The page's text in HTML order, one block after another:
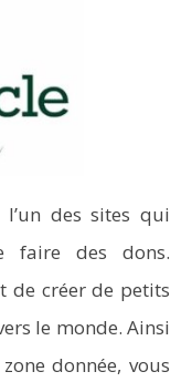
des sites qui
faire des dons.
de créer de petits
le monde. Ainsi
donnée, vous